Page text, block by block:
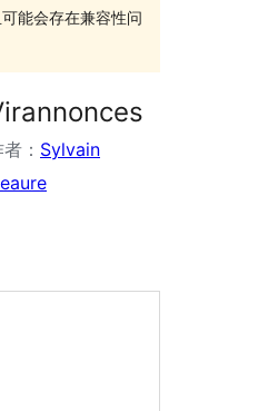
能会存在兼容性问
： Sylvain